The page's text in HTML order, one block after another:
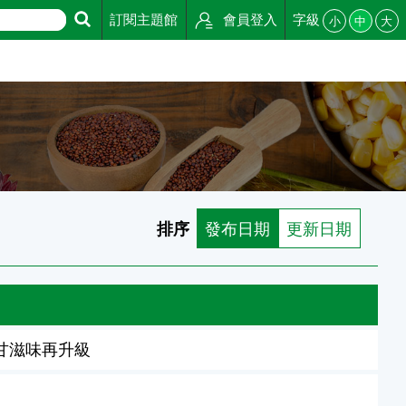
訂閱主題館 會員登入 字級 小 中 大
排序 發布日期 更新日期
滋味再升級